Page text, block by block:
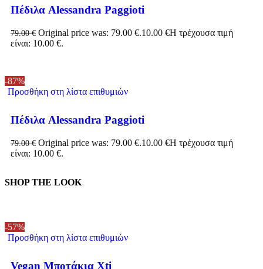
Πέδιλα Alessandra Paggioti
79.00€ Original price was: 79.00 €.10.00 €Η τρέχουσα τιμή
είναι: 10.00 €.
-87%
Προσθήκη στη λίστα επιθυμιών
Πέδιλα Alessandra Paggioti
79.00€ Original price was: 79.00 €.10.00 €Η τρέχουσα τιμή
είναι: 10.00 €.
SHOP THE LOOK
-57%
Προσθήκη στη λίστα επιθυμιών
Vegan Μποτάκια Xti